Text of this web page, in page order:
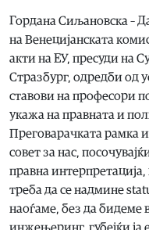
Гордана Сиљановска –
на Венецијанската
акти на ЕУ, пресуди на
Стразбург, одредби од
ставови на професори
укажа на правната и
Преговарачката рамка
совет за нас,
правна
треба да се надмине
наоѓаме, без да бидеме
инжењеринг, губејќи ја